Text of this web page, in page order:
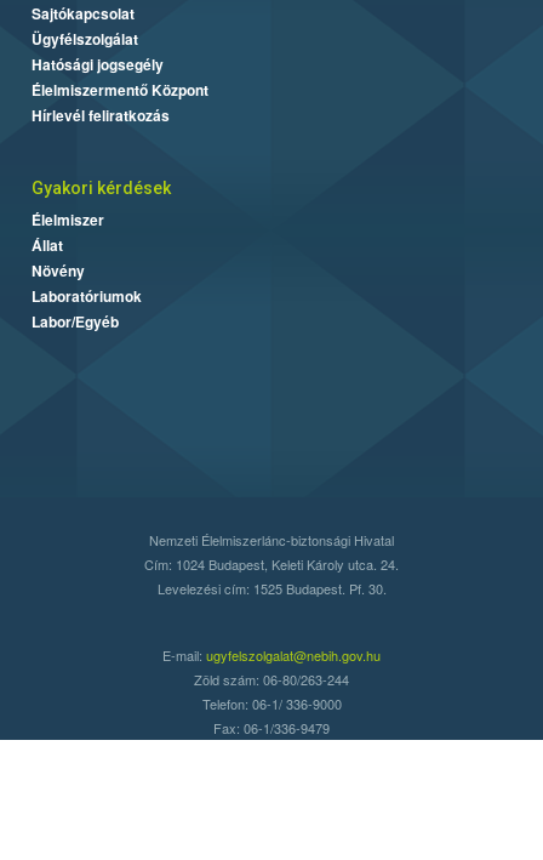
Sajtókapcsolat
Ügyfélszolgálat
Hatósági jogsegély
Élelmiszermentő Központ
Hírlevél feliratkozás
Gyakori kérdések
Élelmiszer
Állat
Növény
Laboratóriumok
Labor/Egyéb
Nemzeti Élelmiszerlánc-biztonsági Hivatal
Cím: 1024 Budapest, Keleti Károly utca. 24.
Levelezési cím: 1525 Budapest. Pf. 30.
E-mail: ugyfelszolgalat@nebih.gov.hu
Zöld szám: 06-80/263-244
Telefon: 06-1/ 336-9000
Fax: 06-1/336-9479